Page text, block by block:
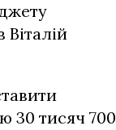
30 тисяч 700